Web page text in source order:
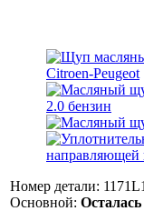
Номер детали: 1171L1
Основной: